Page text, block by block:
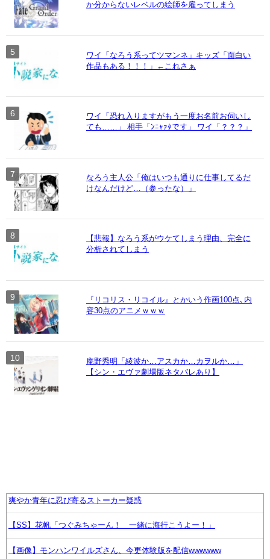
か分からないレベルの絵師を雇ってしまう
ワイ「なろう系ってツマンネ」キッズ「面白い
作品もある！！！」←これさぁ
ワイ「恐れ入りますがもう一度お名前お伺いし
ても……」 相手「ﾝﾆｬｧﾀです」 ワイ「？？？」
なろう主人公「俺はいつも通りに仕事してるだ
けなんだけど…（参ったな）」
【悲報】なろう系がウケてしまう理由、完全に
分析されてしまう
『リコリス・リコイル』とかいう作画100点､内
容30点のアニメｗｗｗ
庵野秀明「綾波か…アスカか…カヲルか…」
【シン・エヴァ劇場版ネタバレあり】
爽やか青年に忍び寄るストーカー疑惑
【SS】花帆「つぐみちゃーん！ 一緒に海行こうよー！」
【画像】モンハンワイルズさん、今更体験版を配信wwwwww